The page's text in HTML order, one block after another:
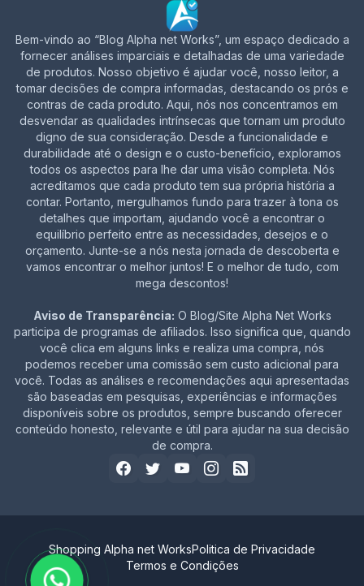
Bem-vindo ao “Blog Alpha net Works”, um espaço dedicado a
fornecer análises imparciais e detalhadas de uma variedade
de produtos. Nosso objetivo é ajudar você, nosso leitor, a
tomar decisões de compra informadas, destacando os prós e
contras de cada produto. Aqui, nós nos concentramos em
desvendar as qualidades intrínsecas que tornam um produto
digno de sua consideração. Desde a funcionalidade e
durabilidade até o design e o custo-benefício, exploramos
todos os aspectos para lhe dar uma visão completa. Nós
acreditamos que cada produto tem sua própria história a
contar. Portanto, mergulhamos fundo para trazer à tona os
detalhes que importam, ajudando você a encontrar o
equilíbrio perfeito entre as necessidades, desejos e o
orçamento. Junte-se a nós nesta jornada de descoberta e
vamos encontrar o melhor juntos! E o melhor de tudo, com
mega descontos!
Aviso de Transparência: O Blog/Site Alpha Net Works
participa de programas de afiliados. Isso significa que, quando
você clica em alguns links e realiza uma compra, nós
podemos receber uma comissão sem custo adicional para
você. Todas as análises e recomendações aqui apresentadas
são baseadas em pesquisas, experiências e informações
disponíveis sobre os produtos, sempre buscando oferecer
conteúdo honesto, relevante e útil para ajudar na sua decisão
de compra.
Shopping Alpha net WorksPolitica de Privacidade
Termos e Condições